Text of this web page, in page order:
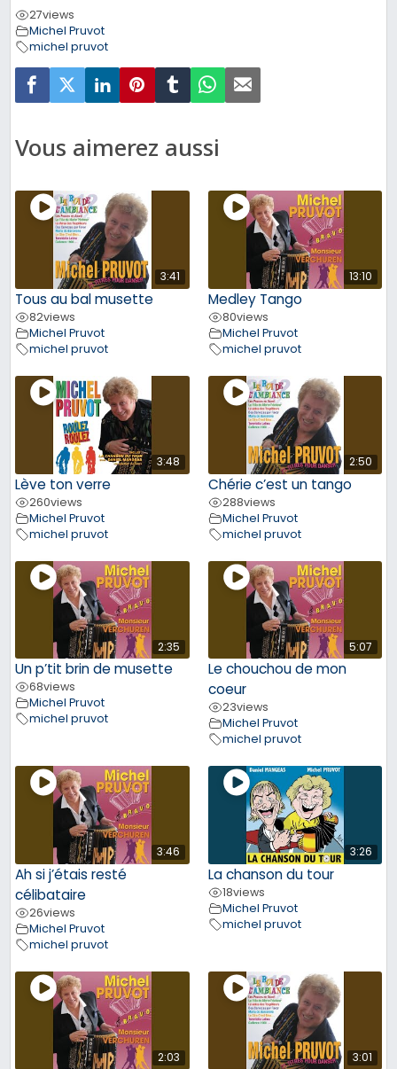
27views
Michel Pruvot
michel pruvot
Vous aimerez aussi
3:41
Tous au bal musette
82views
Michel Pruvot
michel pruvot
13:10
Medley Tango
80views
Michel Pruvot
michel pruvot
3:48
Lève ton verre
260views
Michel Pruvot
michel pruvot
2:50
Chérie c’est un tango
288views
Michel Pruvot
michel pruvot
2:35
Un p’tit brin de musette
68views
Michel Pruvot
michel pruvot
5:07
Le chouchou de mon
coeur
23views
Michel Pruvot
michel pruvot
3:46
Ah si j’étais resté
célibataire
26views
Michel Pruvot
michel pruvot
3:26
La chanson du tour
18views
Michel Pruvot
michel pruvot
2:03 3:01